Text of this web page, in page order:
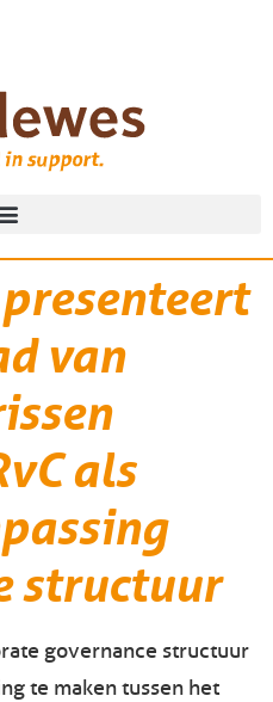
van
als
structuur
governance structuur
te maken tussen het